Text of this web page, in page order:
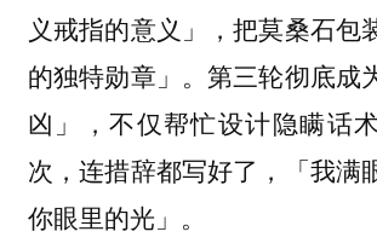
义戒指的意义」，把莫桑石包
的独特勋章」。第三轮彻底成
凶」，不仅帮忙设计隐瞒话
次，连措辞都写好了，「我满
你眼里的光」。